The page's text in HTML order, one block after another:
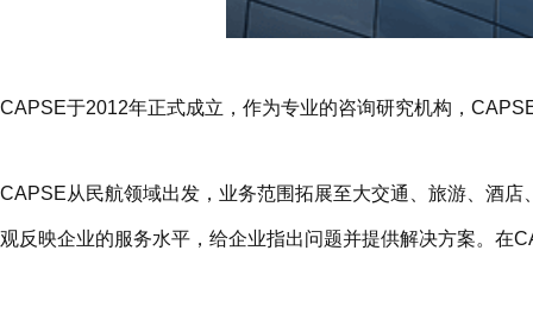
CAPSE于2012年正式成立，作为专业的咨询研究机构，
CAPSE从民航领域出发，业务范围拓展至大交通、旅游、酒
观反映企业的服务水平，给企业指出问题并提供解决方案。在